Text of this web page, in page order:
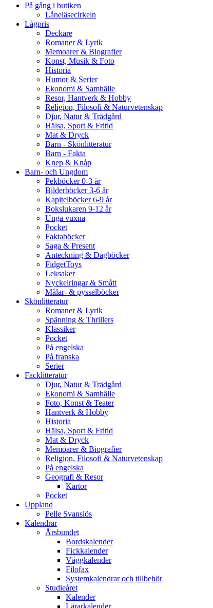
På gång i butiken
Låneläsecirkeln
Lågpris
Deckare
Romaner & Lyrik
Memoarer & Biografier
Konst, Musik & Foto
Historia
Humor & Serier
Ekonomi & Samhälle
Resor, Hantverk & Hobby
Religion, Filosofi & Naturvetenskap
Djur, Natur & Trädgård
Hälsa, Sport & Fritid
Mat & Dryck
Barn - Skönlitteratur
Barn - Fakta
Knep & Knåp
Barn- och Ungdom
Pekböcker 0-3 år
Bilderböcker 3-6 år
Kapitelböcker 6-9 år
Bokslukaren 9-12 år
Unga vuxna
Pocket
Faktaböcker
Saga & Present
Anteckning & Dagböcker
FidgetToys
Leksaker
Nyckelringar & Smått
Målar- & pysselböcker
Skönlitteratur
Romaner & Lyrik
Spänning & Thrillers
Klassiker
Pocket
På engelska
På franska
Serier
Facklitteratur
Djur, Natur & Trädgård
Ekonomi & Samhälle
Foto, Konst & Teater
Hantverk & Hobby
Historia
Hälsa, Sport & Fritid
Mat & Dryck
Memoarer & Biografier
Religion, Filosofi & Naturvetenskap
På engelska
Geografi & Resor
Kartor
Pocket
Uppland
Pelle Svanslös
Kalendrar
Årsbundet
Bordskalender
Fickkalender
Väggkalender
Filofax
Systemkalendrar och tillbehör
Studieåret
Kalender
Lärarkalender